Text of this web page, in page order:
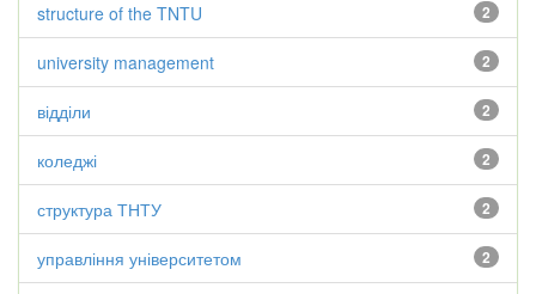
2
structure of the TNTU
2
university management
2
відділи
2
коледжі
2
структура ТНТУ
2
управління університетом